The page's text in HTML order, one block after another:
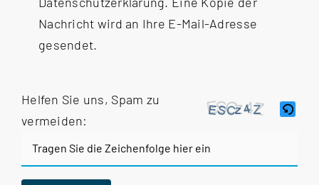
Nachricht wird an Ihre E-Mail-Adresse
gesendet.
Helfen Sie uns, Spam zu
vermeiden:
Bitte